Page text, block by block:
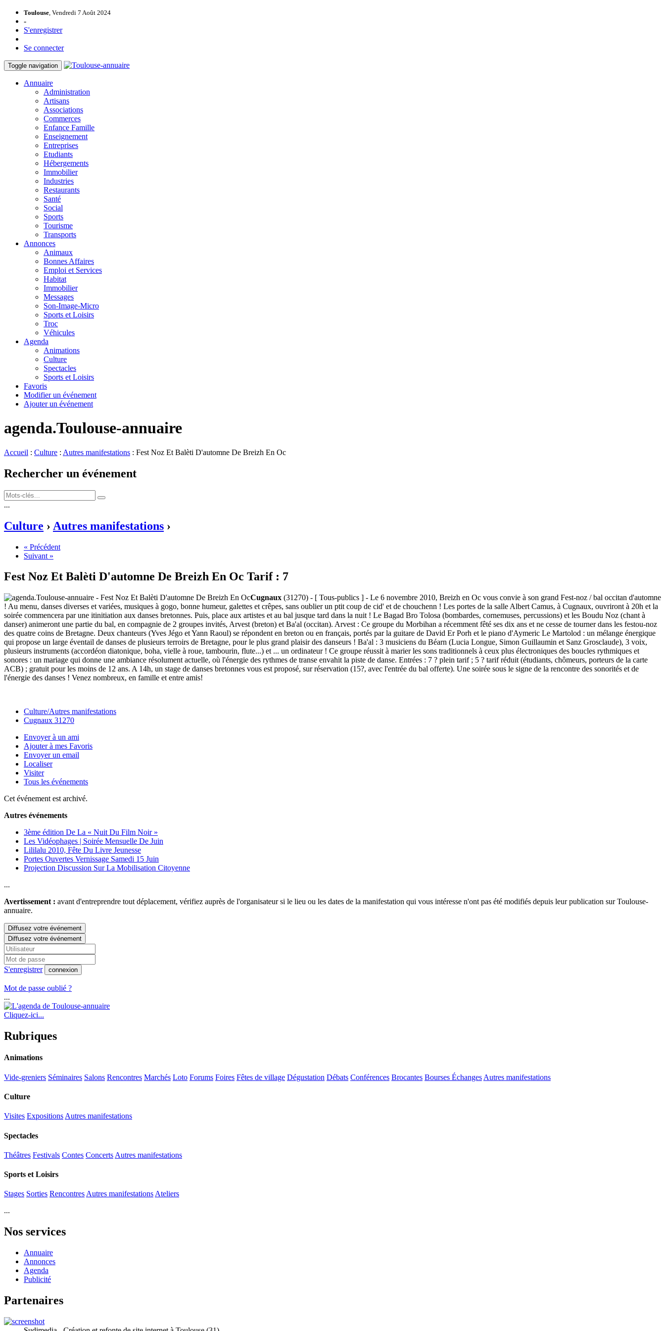
Toulouse, Vendredi 7 Août 2024
-
S'enregistrer
Se connecter
Toggle navigation
Annuaire
Administration
Artisans
Associations
Commerces
Enfance Famille
Enseignement
Entreprises
Etudiants
Hébergements
Immobilier
Industries
Restaurants
Santé
Social
Sports
Tourisme
Transports
Annonces
Animaux
Bonnes Affaires
Emploi et Services
Habitat
Immobilier
Messages
Son-Image-Micro
Sports et Loisirs
Troc
Véhicules
Agenda
Animations
Culture
Spectacles
Sports et Loisirs
Favoris
Modifier un événement
Ajouter un événement
agenda.Toulouse-annuaire
Accueil : Culture : Autres manifestations : Fest Noz Et Balèti D'automne De Breizh En Oc
Rechercher un événement
...
Culture › Autres manifestations ›
« Précédent
Suivant »
Fest Noz Et Balèti D'automne De Breizh En Oc Tarif : 7
Cugnaux (31270) - [ Tous-publics ] - Le 6 novembre 2010, Breizh en Oc vous convie à son grand Fest-noz / bal occitan d'automne
! Au menu, danses diverses et variées, musiques à gogo, bonne humeur, galettes et crêpes, sans oublier un ptit coup de cid' et de chouchenn ! Les portes de la salle Albert Camus, à Cugnaux, ouvriront à 20h et la
soirée commencera par une itinitiation aux danses bretonnes. Puis, place aux artistes et au bal jusque tard dans la nuit ! Le Bagad Bro Tolosa (bombardes, cornemuses, percussions) et les Boudu Noz (chant à
danser) animeront une partie du bal, en compagnie de 2 groupes invités, Arvest (breton) et Ba'al (occitan). Arvest : Ce groupe du Morbihan a récemment fêté ses dix ans et ne cesse de tourner dans les festou-noz
des quatre coins de Bretagne. Deux chanteurs (Yves Jégo et Yann Raoul) se répondent en breton ou en français, portés par la guitare de David Er Porh et le piano d'Aymeric Le Martolod : un mélange énergique
qui propose un large éventail de danses de plusieurs terroirs de Bretagne, pour le plus grand plaisir des danseurs ! Ba'al : 3 musiciens du Béarn (Lucia Longue, Simon Guillaumin et Sanz Grosclaude), 3 voix,
plusieurs instruments (accordéon diatonique, boha, vielle à roue, tambourin, flute...) et ... un ordinateur ! Ce groupe réussit à marier les sons traditionnels à ceux plus électroniques des boucles rythmiques et
sonores : un mariage qui donne une ambiance résolument actuelle, où l'énergie des rythmes de transe envahit la piste de danse. Entrées : 7 ? plein tarif ; 5 ? tarif réduit (étudiants, chômeurs, porteurs de la carte
ACB) ; gratuit pour les moins de 12 ans. A 14h, un stage de danses bretonnes vous est proposé, sur réservation (15?, avec l'entrée du bal offerte). Une soirée sous le signe de la rencontre des sonorités et de
l'énergie des danses ! Venez nombreux, en famille et entre amis!
Culture/Autres manifestations
Cugnaux 31270
Envoyer à un ami
Ajouter à mes Favoris
Envoyer un email
Localiser
Visiter
Tous les événements
Cet événement est archivé.
Autres événements
3ème édition De La « Nuit Du Film Noir »
Les Vidéophages | Soirée Mensuelle De Juin
Lililalu 2010, Fête Du Livre Jeunesse
Portes Ouvertes Vernissage Samedi 15 Juin
Projection Discussion Sur La Mobilisation Citoyenne
...
Avertissement : avant d'entreprendre tout déplacement, vérifiez auprès de l'organisateur si le lieu ou les dates de la manifestation qui vous intéresse n'ont pas été modifiés depuis leur publication sur Toulouse-
annuaire.
Diffusez votre événement
Diffusez votre événement
S'enregistrer connexion
Mot de passe oublié ?
...
Cliquez-ici...
Rubriques
Animations
Vide-greniers Séminaires Salons Rencontres Marchés Loto Forums Foires Fêtes de village Dégustation Débats Conférences Brocantes Bourses Échanges Autres manifestations
Culture
Visites Expositions Autres manifestations
Spectacles
Théâtres Festivals Contes Concerts Autres manifestations
Sports et Loisirs
Stages Sorties Rencontres Autres manifestations Ateliers
...
Nos services
Annuaire
Annonces
Agenda
Publicité
Partenaires